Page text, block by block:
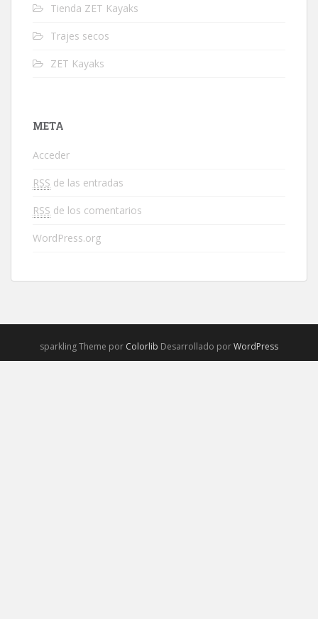
Tienda ZET Kayaks
Trajes secos
ZET Kayaks
META
Acceder
RSS de las entradas
RSS de los comentarios
WordPress.org
sparkling Theme por Colorlib Desarrollado porWordPress